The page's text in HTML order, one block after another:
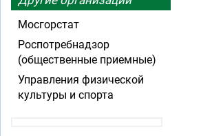
Мосгорстат
Роспотребнадзор
(общественные приемные)
Управления физической
культуры и спорта